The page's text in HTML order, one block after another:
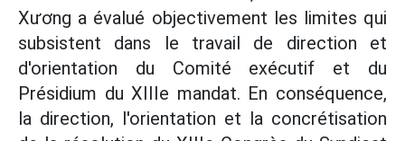
Xương a évalué objectivement les limites qui
subsistent dans le travail de direction et
d'orientation du Comité exécutif et du
Présidium du XIIIe mandat. En conséquence,
la direction, l'orientation et la concrétisation